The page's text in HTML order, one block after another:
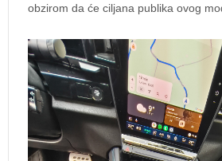
obzirom da će ciljana publika ovog